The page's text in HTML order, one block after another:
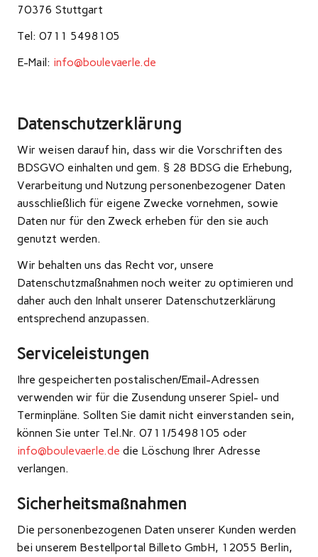
70376 Stuttgart
Tel: 0711 5498105
E-Mail: info@boulevaerle.de
Datenschutzerklärung
Wir weisen darauf hin, dass wir die Vorschriften des
BDSGVO einhalten und gem. § 28 BDSG die Erhebung,
Verarbeitung und Nutzung personenbezogener Daten
ausschließlich für eigene Zwecke vornehmen, sowie
Daten nur für den Zweck erheben für den sie auch
genutzt werden.
Wir behalten uns das Recht vor, unsere
Datenschutzmaßnahmen noch weiter zu optimieren und
daher auch den Inhalt unserer Datenschutzerklärung
entsprechend anzupassen.
Serviceleistungen
Ihre gespeicherten postalischen/Email-Adressen
verwenden wir für die Zusendung unserer Spiel- und
Terminpläne. Sollten Sie damit nicht einverstanden sein,
können Sie unter Tel.Nr. 0711/5498105 oder
info@boulevaerle.de die Löschung Ihrer Adresse
verlangen.
Sicherheitsmaßnahmen
Die personenbezogenen Daten unserer Kunden werden
bei unserem Bestellportal Billeto GmbH, 12055 Berlin,